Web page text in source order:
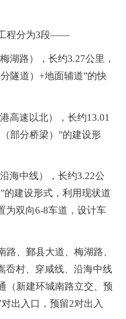
程分为3段——
湖路）
，长约3.27公里，
隧道）+地面辅道”的快
高速以北）
，长约13.01
部分桥梁）”的建设形
海中线）
，长约3.22公
”的建设形式，利用现状道
为双向6-8车道，设计车
路、鄞县大道、梅湖路、
岙村、穿咸线、沿海中线
（新建环城南路立交、预
出入口，预留2对出入